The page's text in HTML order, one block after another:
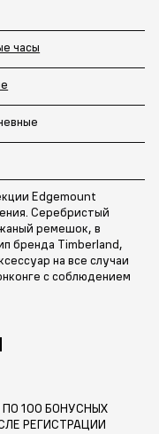
часы
Edgemount
Серебристый
ремешок, в
бренда Timberland,
на все случаи
с соблюдением
100 БОНУСНЫХ
РЕГИСТРАЦИИ